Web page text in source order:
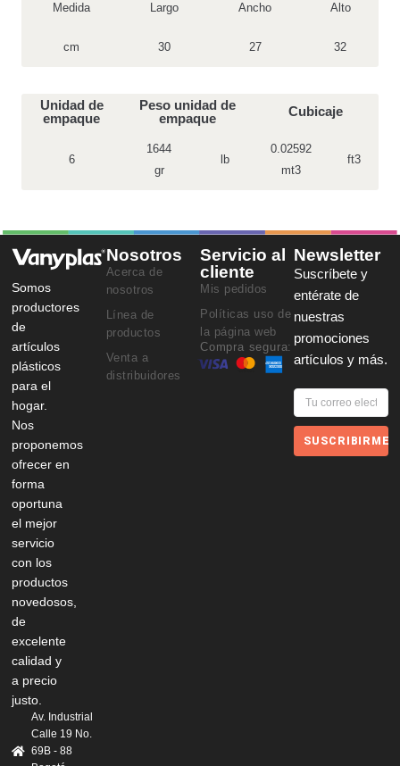
Medida Largo Ancho Alto
cm 30 27 32
Unidad de
empaque
Peso unidad de
empaque
Cubicaje
6
1644
gr
lb
0.02592
mt3
ft3
Somos
productores
de
artículos
plásticos
para el
hogar.
Nos
proponemos
ofrecer en
forma
oportuna
el mejor
servicio
con los
productos
novedosos,
de
excelente
calidad y
a precio
justo.
Av. Industrial
Calle 19 No.
69B - 88
Nosotros
Acerca de
nosotros
Línea de
productos
Venta a
distribuidores
Servicio al
cliente
Mis pedidos
Políticas uso de
la página web
Compra segura:
Newsletter
Suscríbete y
entérate de
nuestras
promociones
artículos y más.
SUSCRIBIRME